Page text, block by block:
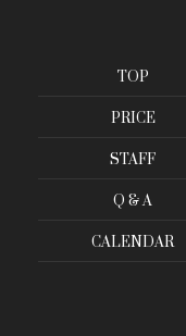
TOP
PRICE
STAFF
Q & A
CALENDAR